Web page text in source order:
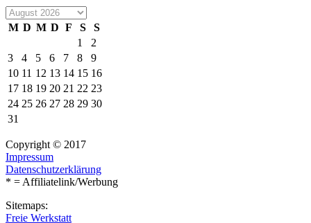
M D M D F S
S
1
2
3
4 5 6 7 8
9
10 11 12 13 14 15 16
17 18 19 20 21 22 23
24 25 26 27 28 29 30
31
Copyright © 2017
Impressum
Datenschutzerklärung
* = Affiliatelink/Werbung
Sitemaps:
Freie Werkstatt